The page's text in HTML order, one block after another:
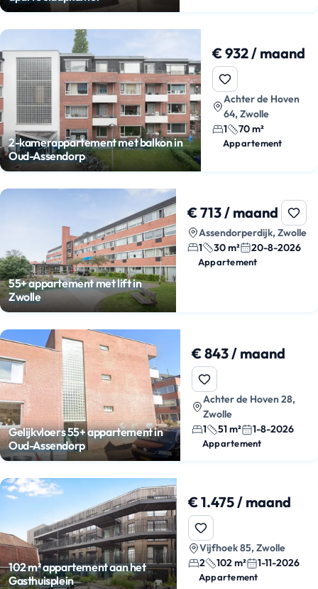
2-kamerappartement met balkon in
Oud-Assendorp
€ 932 / maand
Achter de Hoven
64, Zwolle
1
70 m²
Appartement
55+ appartement met lift in
Zwolle
€ 713 / maand
Assendorperdijk, Zwolle
1
30 m² 20-8-2026
Appartement
Gelijkvloers 55+ appartement in
Oud-Assendorp
€ 843 / maand
Achter de Hoven 28,
Zwolle
1
51 m² 1-8-2026
Appartement
102 m² appartement aan het
Gasthuisplein
€ 1.475 / maand
Vijfhoek 85, Zwolle
2
102 m² 1-11-2026
Appartement